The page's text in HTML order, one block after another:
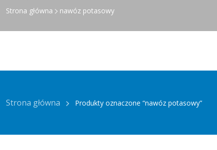
Strona główna nawóz potasowy
Strona główna Produkty oznaczone “nawóz potasowy”